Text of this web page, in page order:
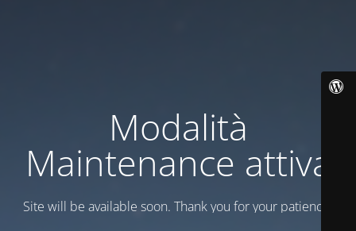
Modalità
Maintenance attiva
Site will be available soon. Thank you for your patience!